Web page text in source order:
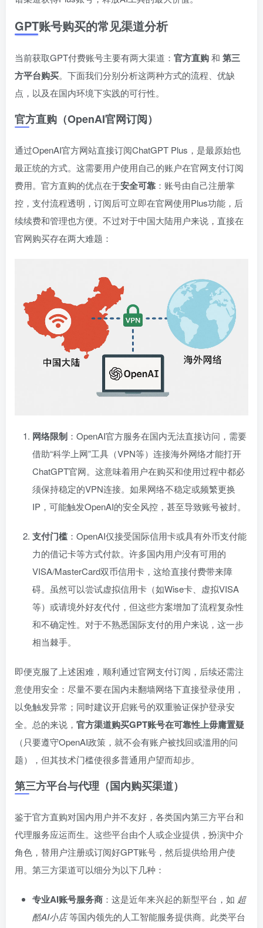
GPT账号购买的常见渠道分析
当前获取GPT付费账号主要有两大渠道： 官方直购和 第三
方平台购买。下面我们分别分析这两种方式的流程、优缺
点，以及在国内环境下实践的可行性。
官方直购（OpenAI官网订阅）
通过OpenAI官方网站直接订阅ChatGPT Plus，是最原始也
最正统的方式。这需要用户使用自己的账户在官网支付订阅
费用。官方直购的优点在于安全可靠 ：账号由自己注册掌
控，支付流程透明，订阅后可立即在官网使用Plus功能，后
续续费和管理也方便。不过对于中国大陆用户来说，直接在
官网购买存在两大难题：
网络限制 ：OpenAI官方服务在国内无法直接访问，需要
借助“科学上网”工具（VPN等）连接海外网络才能打开
ChatGPT官网。这意味着用户在购买和使用过程中都必
须保持稳定的VPN连接。如果网络不稳定或频繁更换
IP，可能触发OpenAI的安全风控，甚至导致账号被封。
支付门槛：OpenAI仅接受国际信用卡或具有外币支付能
力的借记卡等方式付款。许多国内用户没有可用的
VISA/MasterCard双币信用卡，这给直接付费带来障
碍。虽然可以尝试虚拟信用卡（如Wise卡、虚拟VISA
等）或请境外好友代付，但这些方案增加了流程复杂性
和不确定性。对于不熟悉国际支付的用户来说，这一步
相当棘手。
即便克服了上述困难，顺利通过官网支付订阅，后续还需注
意使用安全：尽量不要在国内未翻墙网络下直接登录使用，
以免触发异常；同时建议开启账号的双重验证保护登录安
全。总的来说， 官方渠道购买GPT账号在可靠性上毋庸置疑
（只要遵守OpenAI政策，就不会有账户被找回或滥用的问
题），但其技术门槛使很多普通用户望而却步。
第三方平台与代理（国内购买渠道）
鉴于官方直购对国内用户并不友好，各类国内第三方平台和
代理服务应运而生。这些平台由个人或企业提供，扮演中介
角色，替用户注册或订阅好GPT账号，然后提供给用户使
用。第三方渠道可以细分为以下几种：
专业AI账号服务商 ：这是近年来兴起的新型平台，如 超
酷AI小店等国内领先的人工智能服务提供商。此类平台